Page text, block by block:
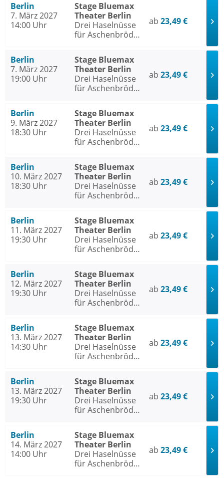
Berlin
7. März 2027
14:00 Uhr
Stage Bluemax
Theater Berlin
Drei Haselnüsse
für Aschenbrödel
ab 23,49 €
Berlin
7. März 2027
19:00 Uhr
Stage Bluemax
Theater Berlin
Drei Haselnüsse
für Aschenbrödel
ab 23,49 €
Berlin
9. März 2027
18:30 Uhr
Stage Bluemax
Theater Berlin
Drei Haselnüsse
für Aschenbrödel
ab 23,49 €
Berlin
10. März 2027
18:30 Uhr
Stage Bluemax
Theater Berlin
Drei Haselnüsse
für Aschenbrödel
ab 23,49 €
Berlin
11. März 2027
19:30 Uhr
Stage Bluemax
Theater Berlin
Drei Haselnüsse
für Aschenbrödel
ab 23,49 €
Berlin
12. März 2027
19:30 Uhr
Stage Bluemax
Theater Berlin
Drei Haselnüsse
für Aschenbrödel
ab 23,49 €
Berlin
13. März 2027
14:30 Uhr
Stage Bluemax
Theater Berlin
Drei Haselnüsse
für Aschenbrödel
ab 23,49 €
Berlin
13. März 2027
19:30 Uhr
Stage Bluemax
Theater Berlin
Drei Haselnüsse
für Aschenbrödel
ab 23,49 €
Berlin
14. März 2027
14:00 Uhr
Stage Bluemax
Theater Berlin
Drei Haselnüsse
für Aschenbrödel
ab 23,49 €